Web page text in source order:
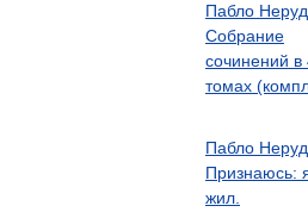
Пабло
Собрание
сочинений в
томах
Пабло
Признаюсь:
жил.